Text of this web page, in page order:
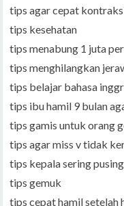
tips agar cepat
tips kesehatan
tips menabung 1 juta
tips menghilangkan
tips belajar bahasa
tips ibu hamil 9 bulan
tips gamis untuk orang
tips agar miss v tidak
tips kepala sering pusing
tips gemuk
tips cepat hamil setelah